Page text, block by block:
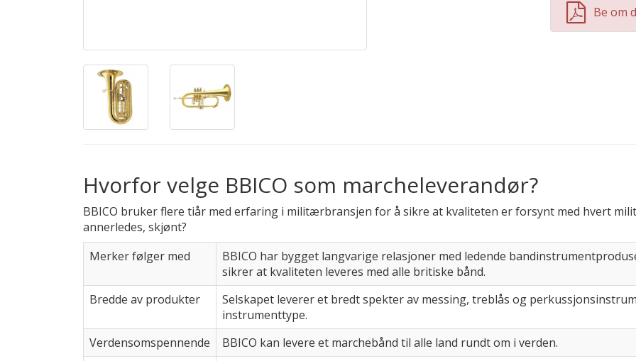
Be om
Hvorfor velge BBICO som marcheleverandør?
BBICO bruker flere tiår med erfaring i militærbransjen for å sikre at kvaliteten er forsynt med hvert
annerledes, skjønt?
Merker følger med
BBICO har bygget langvarige relasjoner med ledende
sikrer at kvaliteten leveres med alle britiske bånd.
Bredde av produkter
Selskapet leverer et bredt spekter av messing, treblås og
instrumenttype.
Verdensomspennende
BBICO kan levere et marchebånd til alle land rundt om i verden.